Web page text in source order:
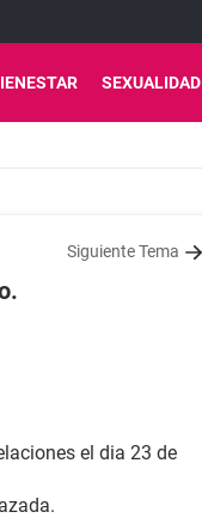
SEXUALIDAD
Siguiente Tema
el dia 23 de